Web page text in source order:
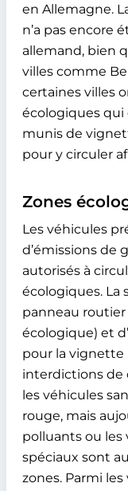
en Allemagne.
n’a pas encore
allemand, bien
villes comme
certaines villes
écologiques qui
munis de
pour y circuler
Zones
Les véhicules
d’émissions de
autorisés à
écologiques. La
panneau routier
écologique) et
pour la vignette
interdictions de
les véhicules
rouge, mais
polluants ou
spéciaux sont
zones. Parmi